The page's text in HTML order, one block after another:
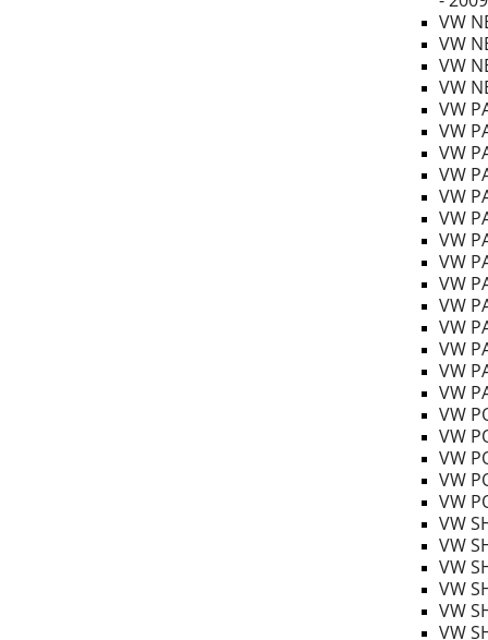
VW
VW
VW
VW
VW
VW
VW
VW
VW
VW
VW
VW
VW
VW
VW
VW
VW
VW
VW
VW
VW
VW
VW
VW
VW
VW
VW
VW
VW